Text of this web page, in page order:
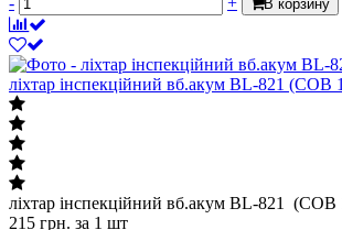
В корзину
ліхтар інспекційний вб.акум BL-821 (COB
ліхтар інспекційний вб.акум BL-821
215 грн. за 1 шт